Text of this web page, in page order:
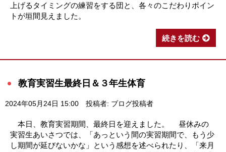
上げるタイミングの練習をする団と、各々のこだわりポイン
トが垣間見えました。
続きを読む
教育実習生最終日＆３年生体育
2024年05月24日 15:00 投稿者: ブログ投稿者
本日、教育実習期間、最終日を迎えました。 昼休みの
実習生あいさつでは、「あっという間の実習期間で、もう少
し期間が延びないかな」という感想を述べられたり、「来月